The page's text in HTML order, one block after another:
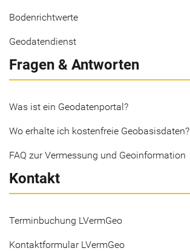
Bodenrichtwerte
Geodatendienst
Fragen & Antworten
Was ist ein Geodatenportal?
Wo erhalte ich kostenfreie Geobasisdaten?
FAQ zur Vermessung und Geoinformation
Kontakt
Terminbuchung LVermGeo
Kontaktformular LVermGeo